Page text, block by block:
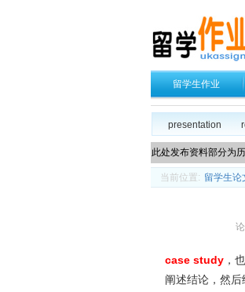
留学生作业
presentation
此处发布资料部分为
当前位置: 留学生论
case study ，
阐述结论，然